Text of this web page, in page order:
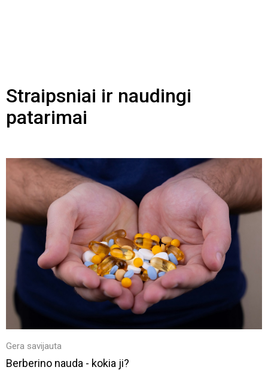
Straipsniai ir naudingi
patarimai
Gera savijauta
Berberino nauda - kokia ji?